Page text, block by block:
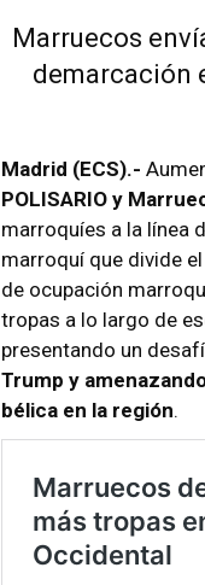
Marruecos
demarcación
Madrid (ECS).-
POLISARIO y
marroquíes a la línea
marroquí que divide
de ocupación
tropas a lo largo de
presentando un
Trump y
bélica en la región.